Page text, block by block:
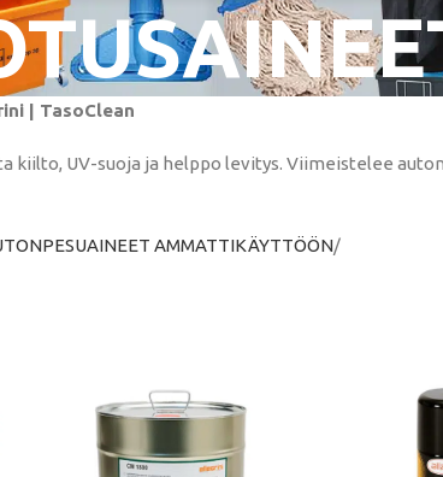
| TasoClean
UV-suoja ja helppo levitys. Viimeistelee
AMMATTIKÄYTTÖÖN